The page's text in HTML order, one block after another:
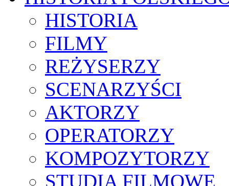
HISTORIA
FILMY
REŻYSERZY
SCENARZYŚCI
AKTORZY
OPERATORZY
KOMPOZYTORZY
STUDIA FILMOWE